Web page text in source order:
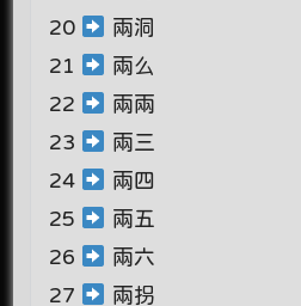
20
兩洞
21
兩么
22
兩兩
23
兩三
24
兩四
25
兩五
26
兩六
27
兩拐